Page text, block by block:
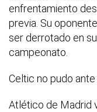
enfrentamiento
previa. Su
ser derrotado en
campeonato.
Celtic no pudo
Atlético de Madrid